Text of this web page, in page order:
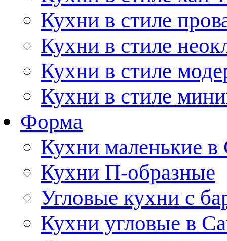
Кухни в стиле
Кухни в стиле
Кухни в стиле
Кухни в стиле
Форма
Кухни маленькие в
Кухни П-образные
Угловые кухни с
Кухни угловые в